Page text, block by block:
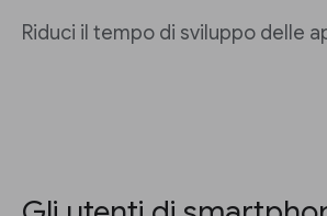
Riduci il tempo di sviluppo delle